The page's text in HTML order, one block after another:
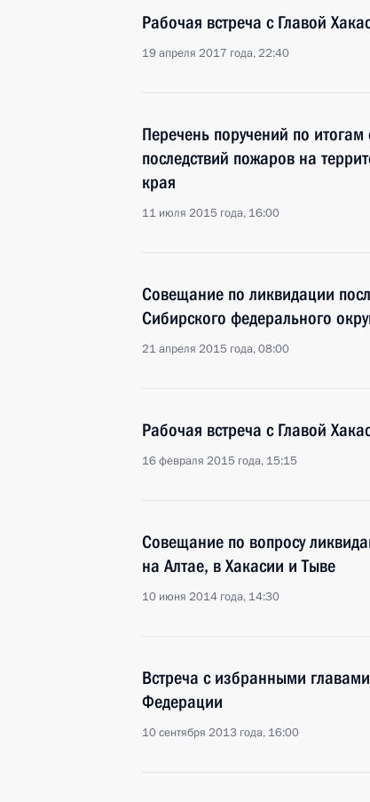
Рабочая встреча с Главой
19 апреля 2017 года, 22:40
Перечень поручений по
последствий пожаров на
края
11 июля 2015 года, 16:00
Совещание по ликвидации
Сибирского федерального
21 апреля 2015 года, 08:00
Рабочая встреча с Главой
16 февраля 2015 года, 15:15
Совещание по вопросу
на Алтае, в Хакасии и Тыве
10 июня 2014 года, 14:30
Встреча с избранными
Федерации
10 сентября 2013 года, 16:00